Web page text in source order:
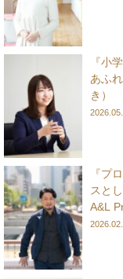
『小
あふ
き）
『プ
スと
A&L